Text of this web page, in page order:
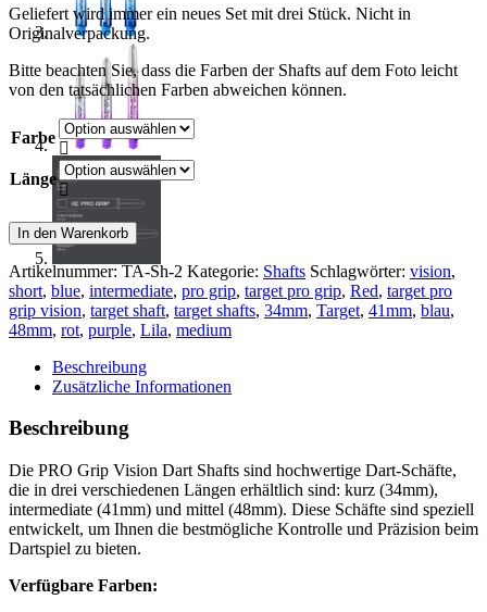
Geliefert wird immer ein neues Set mit drei Stück. Nicht in
Originalverpackung.
Bitte beachten Sie, dass die Farben der Shafts auf dem Foto leicht
von den tatsächlichen Farben abweichen können.
Farbe

Länge

Target
Pro
Grip
Vision
Shafts
Menge
In den Warenkorb
Artikelnummer: TA-Sh-2 Kategorie: Shafts Schlagwörter: vision,
short, blue, intermediate, pro grip, target pro grip, Red, target pro
grip vision, target shaft, target shafts, 34mm, Target, 41mm, blau,
48mm, rot, purple, Lila, medium
Beschreibung
Zusätzliche Informationen
Beschreibung
Die PRO Grip Vision Dart Shafts sind hochwertige Dart-Schäfte,
die in drei verschiedenen Längen erhältlich sind: kurz (34mm),
intermediate (41mm) und mittel (48mm). Diese Schäfte sind speziell
entwickelt, um Ihnen die bestmögliche Kontrolle und Präzision beim
Dartspiel zu bieten.
Verfügbare Farben: